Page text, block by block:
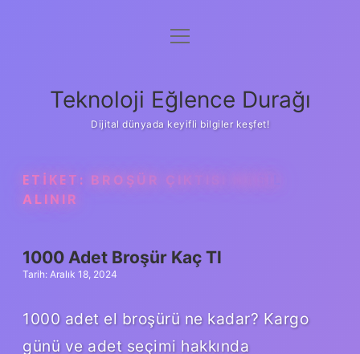
Anasayfa
Yasal Uyarı
menüyü
Teknoloji Eğlence Durağı
Dijital dünyada keyifli bilgiler keşfet!
ETIKET: BROŞÜR ÇIKTISI NASIL
ALINIR
1000 Adet Broşür Kaç Tl
Tarih: Aralık 18, 2024
1000 adet el broşürü ne kadar? Kargo
günü ve adet seçimi hakkında